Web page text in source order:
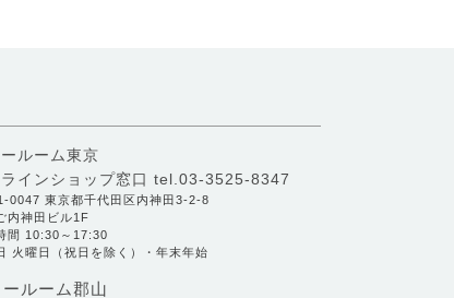
ルーム東京
インショップ窓口 tel.03-3525-8347
0047 東京都千代田区内神田3-2-8
内神田ビル1F
間 10:30～17:30
火曜日（祝日を除く）・年末年始
ールーム郡山